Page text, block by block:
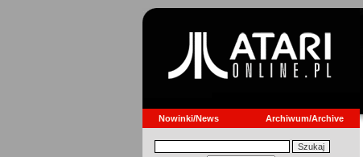
Nowinki/News Archiwum/Archive